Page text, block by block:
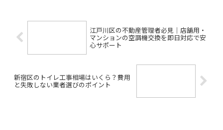
江戸川区の不動産管理者必見｜店舗用・
マンションの空調機交換を即日対応で安
心サポート
新宿区のトイレ工事相場はいくら？費用
と失敗しない業者選びのポイント